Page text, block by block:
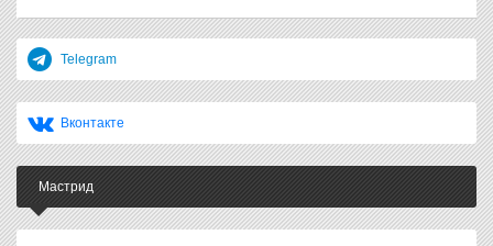
Telegram
Вконтакте
Мастрид